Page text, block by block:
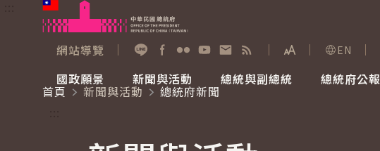
跳到主要內容
網站導覽
展開字級選單
EN
國政願景 新聞與活動 總統與副總統 總統府公報
首頁
新聞與活動
總統府新聞